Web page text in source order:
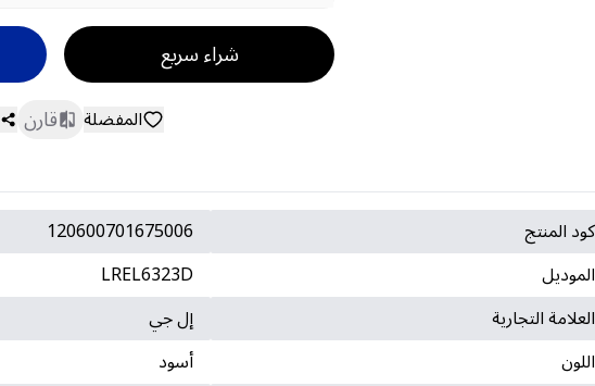
شراء سريع
المفضلة قارن
كود المنتج
120600701675006
الموديل
LREL6323D
العلامة التجارية
إل جي
اللون
أسود